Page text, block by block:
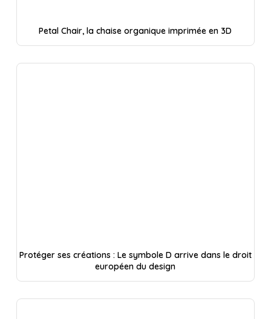
Petal Chair, la chaise organique imprimée en 3D
Protéger ses créations : Le symbole D arrive dans le droit
européen du design